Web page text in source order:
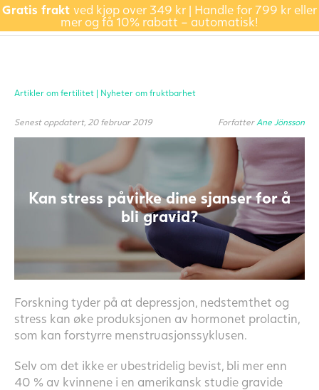
Gratis frakt ved kjøp over 349 kr | Handle for 799 kr eller
mer og få 10% rabatt – automatisk!
Artikler om fertilitet | Nyheter om fruktbarhet
Senest oppdatert, 20 februar 2019 ForfatterAne Jönsson
Kan stress påvirke dine sjanser for å
bli gravid?
Forskning tyder på at depressjon, nedstemthet og
stress kan øke produksjonen av hormonet prolactin,
som kan forstyrre menstruasjonssyklusen.
Selv om det ikke er ubestridelig bevist, bli mer enn
40 % av kvinnene i en amerikansk studie gravide